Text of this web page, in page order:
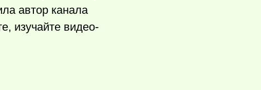
автор канала
изучайте видео-